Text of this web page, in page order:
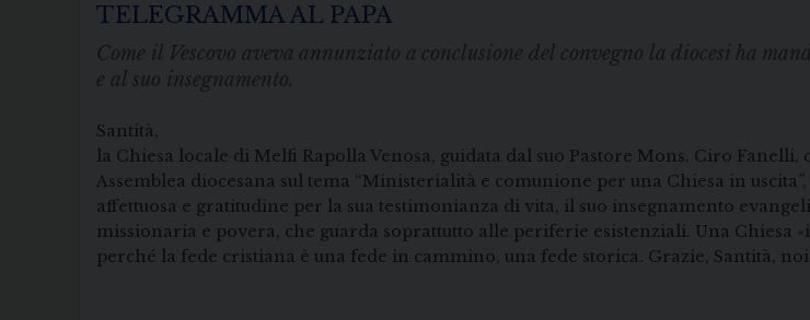
TELEGRAMMA AL PAPA
Come il Vescovo aveva annunziato a conclusione del convegno la diocesi ha
e al suo insegnamento.
Santità,
la Chiesa locale di Melfi Rapolla Venosa, guidata dal suo Pastore Mons. Ciro
Assemblea diocesana sul tema “Ministerialità e comunione per una Chiesa in
affettuosa e gratitudine per la sua testimonianza di vita, il suo insegnamento
missionaria e povera, che guarda soprattutto alle periferie esistenziali. Una
perché la fede cristiana è una fede in cammino, una fede storica. Grazie, Santità,